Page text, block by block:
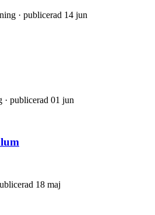
· publicerad 14 jun
· publicerad 01 jun
18 maj